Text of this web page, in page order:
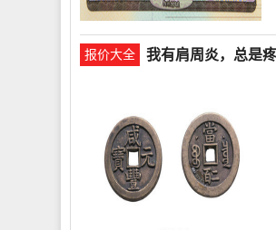
报价大全 我有肩周炎，总是